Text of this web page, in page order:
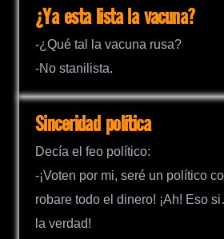
¿Ya esta lista la vacuna?
-¿Qué tal la vacuna rusa?
-No stanilista.
Sinceridad política
Decía el feo político:
-¡Voten por mi, seré un político
robare todo el dinero! ¡Ah! Eso
la verdad!